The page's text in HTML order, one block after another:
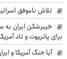
تلاش ناموفق
خیبرشکن ایران
برای پاتریوت و تاد
آیا جنگ آمریکا و